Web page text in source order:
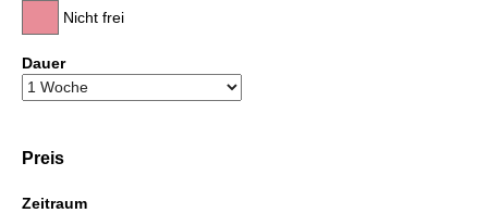
Nicht frei
Dauer
Preis
Zeitraum